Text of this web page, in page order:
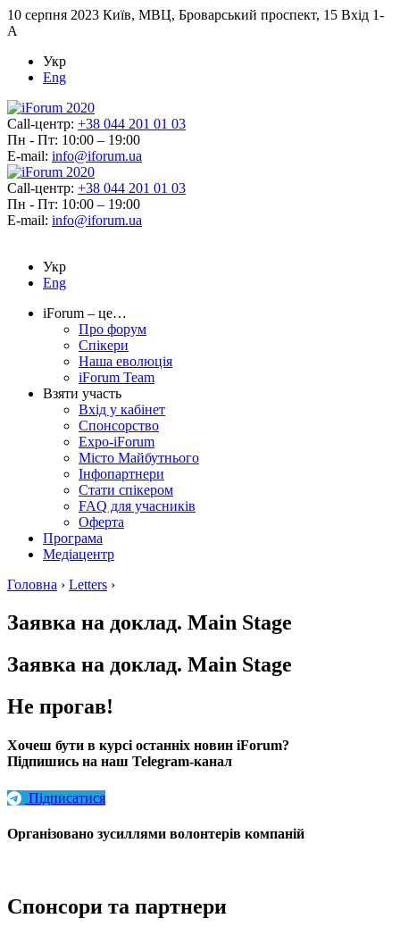
10 серпня 2023 Київ, МВЦ, Броварський проспект, 15 Вхід 1-
А
Укр
Eng
Call-центр: +38 044 201 01 03
Пн - Пт: 10:00 – 19:00
E-mail: info@iforum.ua
Call-центр: +38 044 201 01 03
Пн - Пт: 10:00 – 19:00
E-mail: info@iforum.ua
Укр
Eng
iForum – це…
Про форум
Спікери
Наша еволюція
iForum Team
Взяти участь
Вхід у кабінет
Спонсорство
Expo-iForum
Місто Майбутнього
Інфопартнери
Стати спікером
FAQ для учасників
Оферта
Програма
Медіацентр
Головна › Letters ›
Заявка на доклад. Main Stage
Заявка на доклад. Main Stage
Не прогав!
Хочеш бути в курсі останніх новин iForum?
Підпишись на наш Telegram-канал
Підписатися
Організовано зусиллями волонтерів компаній
Спонсори та партнери